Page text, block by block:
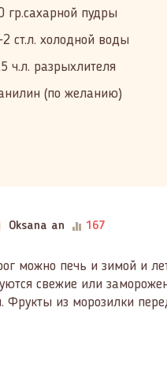
гр.сахарной пудры
ст.л. холодной воды
ч.л. разрыхлителя
(по желанию)
Oksana an 167
можно печь и зимой и
свежие или
Фрукты из морозилки